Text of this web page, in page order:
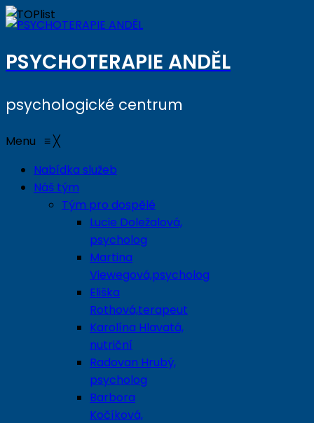
PSYCHOTERAPIE ANDĚL
psychologické centrum
Menu ≡╳
Nabídka služeb
Náš tým
Tým pro dospělé
Lucie Doležalová,
psycholog
Martina
Viewegová,psycholog
Eliška
Rothová,terapeut
Karolína Hlavatá,
nutriční
Radovan Hrubý,
psycholog
Barbora
Kočíková,